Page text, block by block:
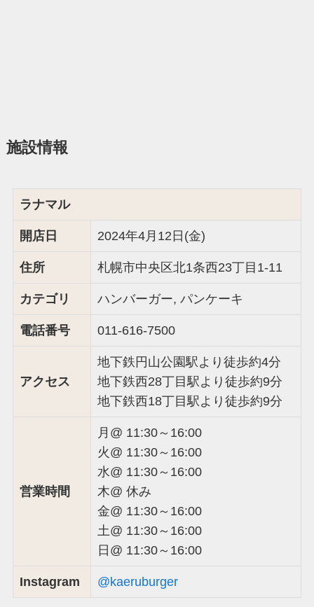
施設情報
ラナマル
開店日 2024年4月12日(金)
住所 札幌市中央区北1条西23丁目1-11
カテゴリ ハンバーガー, パンケーキ
電話番号 011-616-7500
アクセス
地下鉄円山公園駅より徒歩約4分
地下鉄西28丁目駅より徒歩約9分
地下鉄西18丁目駅より徒歩約9分
営業時間
月@ 11:30～16:00
火@ 11:30～16:00
水@ 11:30～16:00
木@ 休み
金@ 11:30～16:00
土@ 11:30～16:00
日@ 11:30～16:00
Instagram @kaeruburger